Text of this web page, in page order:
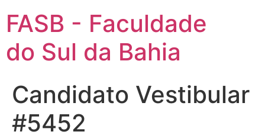
FASB - Faculdade
do Sul da Bahia
Candidato Vestibular
#5452